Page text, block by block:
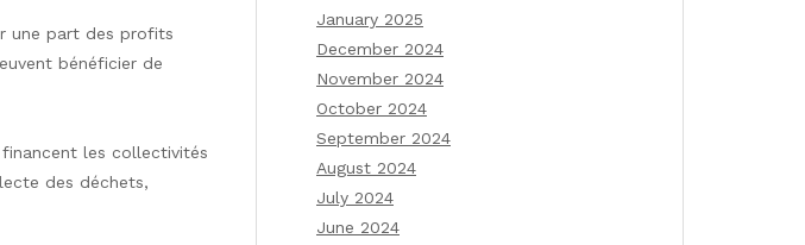
une part des profits
bénéficier de
les collectivités
des déchets,
January 2025
December 2024
November 2024
October 2024
September 2024
August 2024
July 2024
June 2024